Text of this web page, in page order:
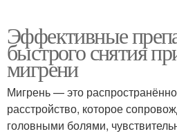
Эффективные
быстрого снятия
мигрени
Мигрень — это
расстройство, которое
головными болями,